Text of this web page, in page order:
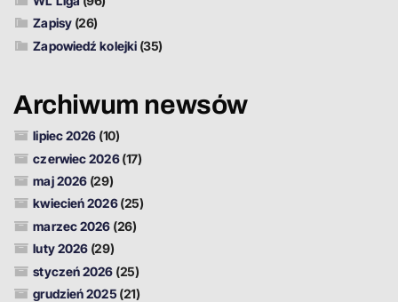
Zapisy(26)
Zapowiedź kolejki (35)
Archiwum newsów
lipiec 2026 (10)
czerwiec 2026(17)
maj 2026 (29)
kwiecień 2026(25)
marzec 2026 (26)
luty 2026 (29)
styczeń 2026 (25)
grudzień 2025 (21)